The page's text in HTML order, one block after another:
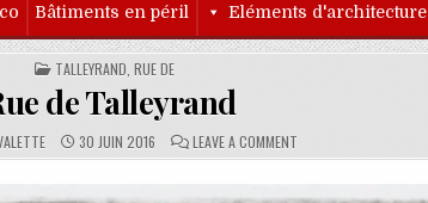
Bâtiments en péril Eléments d'architecture
POSTED IN
TALLEYRAND, RUE DE
de Talleyrand
PUBLISHED DATE:
30 JUIN 2016 COMMENTS:
LEAVE A COMMENT